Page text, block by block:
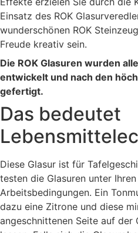
Einsatz des ROK
wunderschönen ROK
Freude kreativ sein.
Die ROK Glasuren wurden
entwickelt und nach den
gefertigt.
Das bedeutet
Diese Glasur ist für
testen die Glasuren unter
Arbeitsbedingungen. Ein
dazu eine Zitrone und diese
angeschnittenen Seite auf der